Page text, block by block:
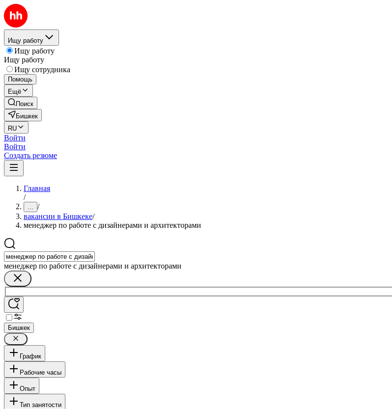
Ищу работу
Ищу работу
Ищу работу
Ищу сотрудника
Помощь
Ещё
Поиск
Бишкек
RU
Войти
Войти
Создать резюме
Главная
/
... /
вакансии в Бишкеке/
менеджер по работе с дизайнерами и архитекторами
менеджер по работе с дизайнерами и архитекторами
Бишкек
График
Рабочие часы
Опыт
Тип занятости